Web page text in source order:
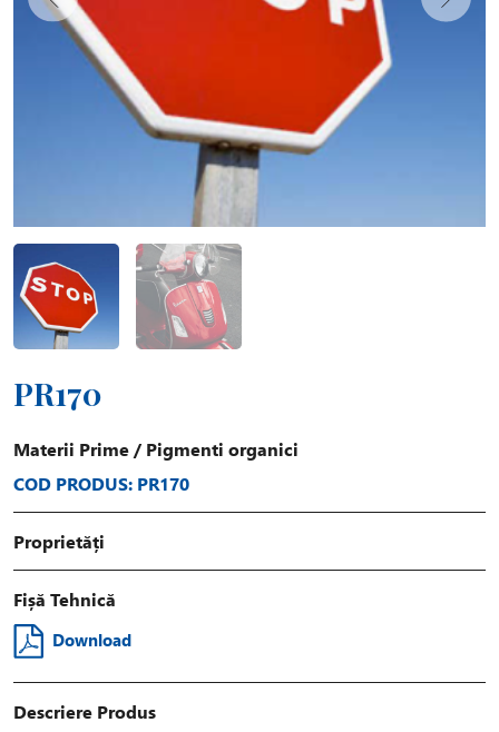
PR170
Materii Prime / Pigmenti organici
COD PRODUS: PR170
Proprietăți
Fișă Tehnică
Download
Descriere Produs